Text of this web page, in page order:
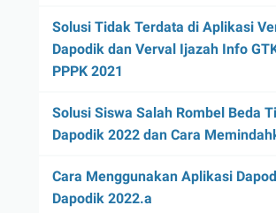
Solusi Tidak Terdata di Aplikasi
Dapodik dan Verval Ijazah Info
PPPK 2021
Solusi Siswa Salah Rombel Beda
Dapodik 2022 dan Cara
Cara Menggunakan Aplikasi
Dapodik 2022.a